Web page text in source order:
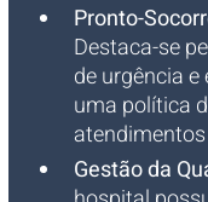
Pronto-
Destaca-se
de urgência
uma política
Gestão da